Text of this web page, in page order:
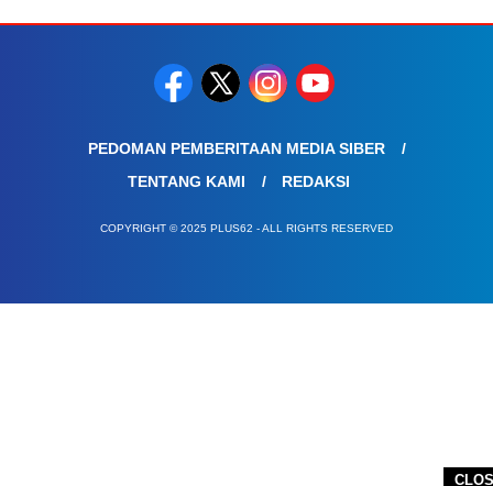
PEDOMAN PEMBERITAAN MEDIA SIBER
TENTANG KAMI
REDAKSI
COPYRIGHT © 2025 PLUS62 - ALL RIGHTS RESERVED